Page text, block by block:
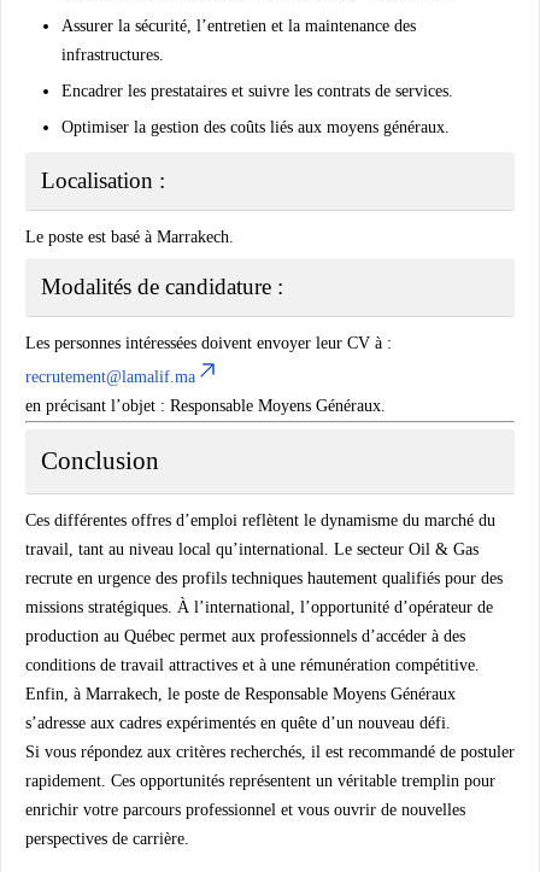
Assurer la sécurité, l’entretien et la maintenance des
infrastructures.
Encadrer les prestataires et suivre les contrats de services.
Optimiser la gestion des coûts liés aux moyens généraux.
Localisation :
Le poste est basé à Marrakech
Modalités de candidature :
Les personnes intéressées doivent envoyer leur CV à :
recrutement@lamalif.ma
en précisant l’objet : Responsable Moyens Généraux
Conclusion
Ces différentes offres d’emploi reflètent le dynamisme du marché du
travail, tant au niveau local qu’international. Le secteur Oil & Gas
recrute en urgence des profils techniques hautement qualifiés pour des
missions stratégiques. À l’international, l’opportunité d’opérateur de
production au Québec permet aux professionnels d’accéder à des
conditions de travail attractives et à une rémunération compétitive.
Enfin, à Marrakech, le poste de Responsable Moyens Généraux
s’adresse aux cadres expérimentés en quête d’un nouveau défi.
Si vous répondez aux critères recherchés, il est recommandé de postuler
rapidement. Ces opportunités représentent un véritable tremplin pour
enrichir votre parcours professionnel et vous ouvrir de nouvelles
perspectives de carrière.